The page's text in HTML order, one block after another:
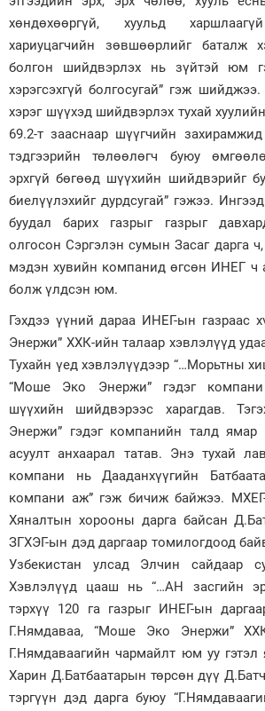
хөндөхөөргүй, хуульд
хариуцагчийн зөвшөөрлийг баталж
болгон шийдвэрлэх нь зүйтэй юм
хэрэгсэхгүй болгосугай” гэж
хэрэг шүүхэд шийдвэрлэх тухай
69.2-т зааснаар шүүгчийн
тэдгээрийн төлөөлөгч буюу
эрхгүй бөгөөд шүүхийн шийдвэрийг
биелүүлэхийг дурдсугай” гэжээ.
буудал барих газрыг газрыг
олгосон Сэргэлэн сумын Засаг дарга
мэдэн хувийн компанид өгсөн ИНЕГ ч
болж үлдсэн юм.
Гэхдээ үүний дараа ИНЕГ-ын газраас
Энержи” ХХК-ийн талаар хэвлэлүүд
Тухайн үед хэвлэлүүдээр “…Морьтны
“Моше Эко Энержи” гэдэг
шүүхийн шийдвэрээс харагдав.
Энержи” гэдэг компанийн талд ямар
асуулт анхаарал татав. Энэ тухай
компани нь Дааданхүүгийн
компани аж” гэж бичиж байжээ.
Хяналтын хорооны дарга байсан
ЗГХЭГ-ын дэд даргаар томилогдоод
Узбекистан улсад Элчин сайдаар
Хэвлэлүүд цааш нь “…АН засгийн
тэрхүү 120 га газрыг ИНЕГ-ын
Г.Нямдаваа, “Моше Эко Энержи”
Г.Нямдаваагийн чармайлт юм уу
Харин Д.Батбаатарын төрсөн дүү
тэргүүн дэд дарга буюу